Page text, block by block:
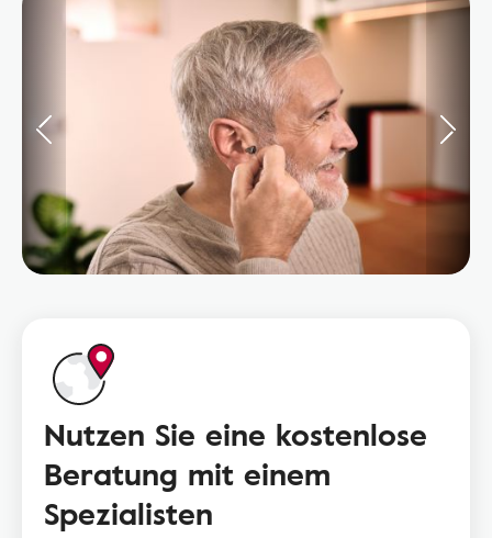
Nutzen Sie eine kostenlose
Beratung mit einem
Spezialisten